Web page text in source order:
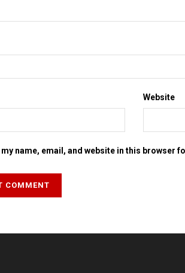
Website
my name, email, and website in this browser